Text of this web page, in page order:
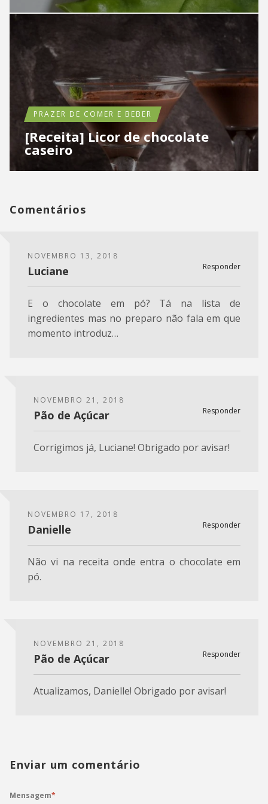
PRAZER DE COMER E BEBER
[Receita] Licor de chocolate
caseiro
Comentários
NOVEMBRO 13, 2018
Responder
Luciane
E o chocolate em pó? Tá na lista de
ingredientes mas no preparo não fala em que
momento introduz…
NOVEMBRO 21, 2018
Responder
Pão de Açúcar
Corrigimos já, Luciane! Obrigado por avisar!
NOVEMBRO 17, 2018
Responder
Danielle
Não vi na receita onde entra o chocolate em
pó.
NOVEMBRO 21, 2018
Responder
Pão de Açúcar
Atualizamos, Danielle! Obrigado por avisar!
Enviar um comentário
Mensagem*